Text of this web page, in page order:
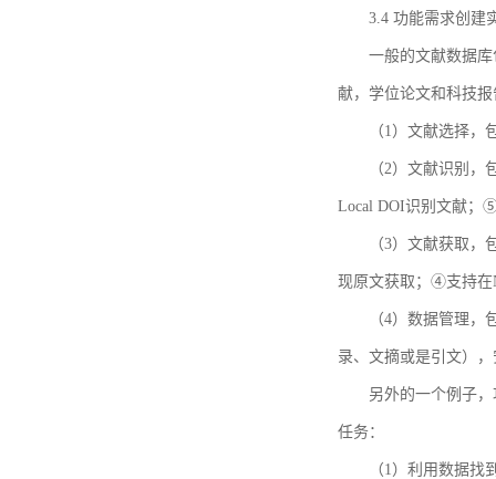
3.4 功能需求创建
一般的文献数据
献，学位论文和科技
（1）文献选择
（2）文献识别
Local DOI识别文献；
（3）文献获取
现原文获取；④支持在
（4）数据管理
录、文摘或是引文）
另外的一个例子，
任务：
（1）利用数据找